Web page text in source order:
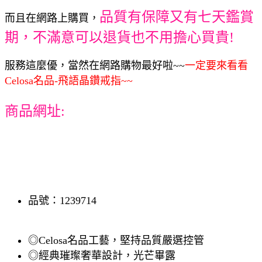
而且在網路上購買， 品質有保障又有七天鑑賞
期，不滿意可以退貨也不用擔心買貴!
服務這麼優，當然在網路購物最好啦~~一定要來看看
Celosa名品-飛語晶鑽戒指~~
商品網址:
品號：1239714
◎Celosa名品工藝，堅持品質嚴選控管
◎經典璀璨奢華設計，光芒畢露